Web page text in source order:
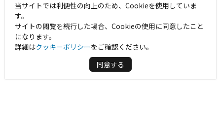
当サイトでは利便性の向上のため、Cookieを使用していま
す。
サイトの閲覧を続行した場合、Cookieの使用に同意したこと
になります。
詳細はクッキーポリシーをご確認ください。
同意する